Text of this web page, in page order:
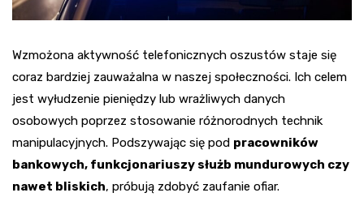
Wzmożona aktywność telefonicznych oszustów staje się
coraz bardziej zauważalna w naszej społeczności. Ich celem
jest wyłudzenie pieniędzy lub wrażliwych danych
osobowych poprzez stosowanie różnorodnych technik
manipulacyjnych. Podszywając się pod pracowników
bankowych, funkcjonariuszy służb mundurowych czy
nawet bliskich, próbują zdobyć zaufanie ofiar.